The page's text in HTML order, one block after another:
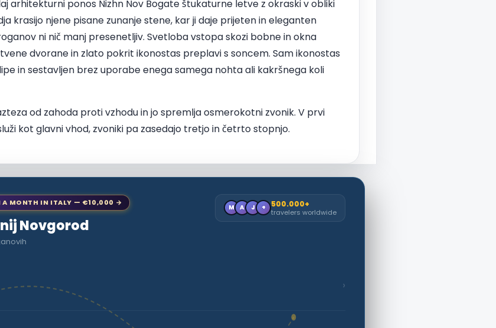
arhitekturni ponos Nizhn Nov Bogate štukaturne letve z okraski v obliki
krasijo njene pisane zunanje stene, kar ji daje prijeten in eleganten
ni nič manj presenetljiv. Svetloba vstopa skozi bobne in okna
dvorane in zlato pokrit ikonostas preplavi s soncem. Sam ikonostas
in sestavljen brez uporabe enega samega nohta ali kakršnega koli
od zahoda proti vzhodu in jo spremlja osmerokotni zvonik. V prvi
kot glavni vhod, zvoniki pa zasedajo tretjo in četrto stopnjo.
A MONTH IN ITALY — €10,000 →
Novgorod
M A J + 500.000+
travelers worldwide
›